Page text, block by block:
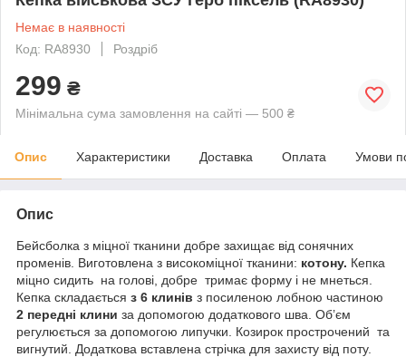
Немає в наявності
Код: RA8930
Роздріб
299 ₴
Мінімальна сума замовлення на сайті — 500 ₴
Опис Характеристики Доставка Оплата Умови
Опис
Бейсболка з міцної тканини добре захищає від сонячних
променів. Виготовлена з високоміцної тканини: котону. Кепка
міцно сидить на голові, добре тримає форму і не мнеться.
Кепка складається з 6 клинів з посиленою лобною частиною
2 передні клини за допомогою додаткового шва. Об’єм
регулюється за допомогою липучки. Козирок прострочений та
вигнутий. Додаткова вставлена стрічка для захисту від поту.